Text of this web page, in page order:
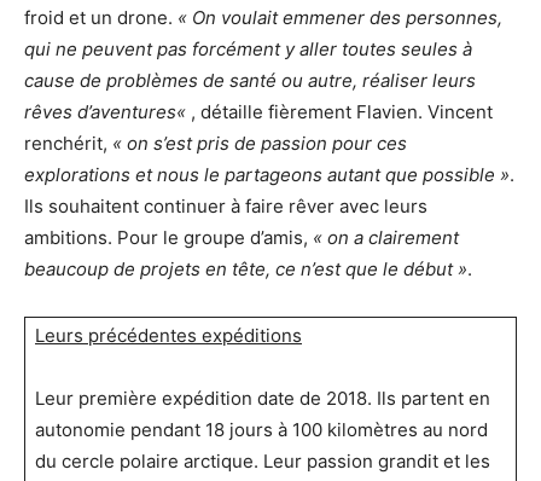
froid et un drone. « On voulait emmener des personnes,
qui ne peuvent pas forcément y aller toutes seules à
cause de problèmes de santé ou autre, réaliser leurs
rêves d’aventures« , détaille fièrement Flavien. Vincent
renchérit, « on s’est pris de passion pour ces
explorations et nous le partageons autant que possible ».
Ils souhaitent continuer à faire rêver avec leurs
ambitions. Pour le groupe d’amis, « on a clairement
beaucoup de projets en tête, ce n’est que le début ».
Leurs précédentes expéditions
Leur première expédition date de 2018. Ils partent en
autonomie pendant 18 jours à 100 kilomètres au nord
du cercle polaire arctique. Leur passion grandit et les